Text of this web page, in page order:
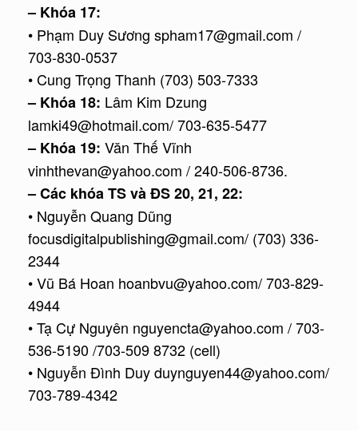
– Khóa 17:
• Phạm Duy Sương spham17@gmail.com /
703-830-0537
• Cung Trọng Thanh (703) 503-7333
– Khóa 18: Lâm Kim Dzung
lamki49@hotmail.com/ 703-635-5477
– Khóa 19: Văn Thế Vĩnh
vinhthevan@yahoo.com / 240-506-8736.
– Các khóa TS và ĐS 20, 21, 22:
• Nguyễn Quang Dũng
focusdigitalpublishing@gmail.com/ (703) 336-
2344
• Vũ Bá Hoan hoanbvu@yahoo.com/ 703-829-
4944
• Tạ Cự Nguyên nguyencta@yahoo.com / 703-
536-5190 /703-509 8732 (cell)
• Nguyễn Đình Duy duynguyen44@yahoo.com/
703-789-4342